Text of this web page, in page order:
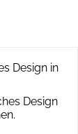
Design in
Design